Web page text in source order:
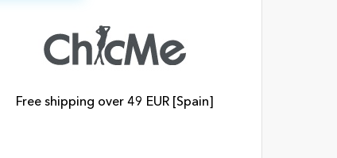
Free shipping over 49 EUR [Spain]